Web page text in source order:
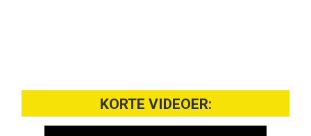
KORTE VIDEOER: